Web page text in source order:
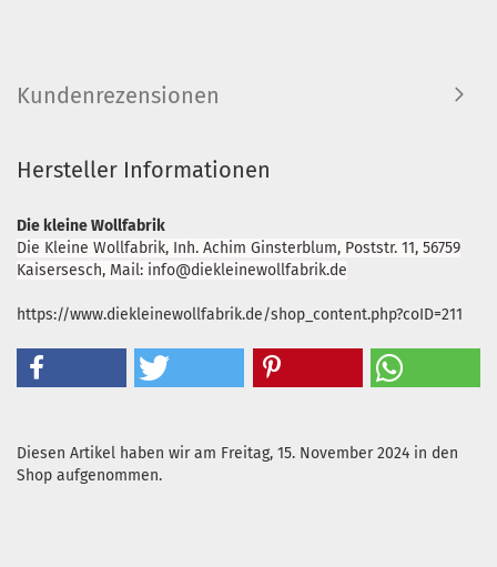
Kundenrezensionen
Hersteller Informationen
Die kleine Wollfabrik
Die Kleine Wollfabrik, Inh. Achim Ginsterblum, Poststr. 11, 56759
Kaisersesch, Mail: info@diekleinewollfabrik.de
https://www.diekleinewollfabrik.de/shop_content.php?coID=211
Diesen Artikel haben wir am Freitag, 15. November 2024 in den
Shop aufgenommen.